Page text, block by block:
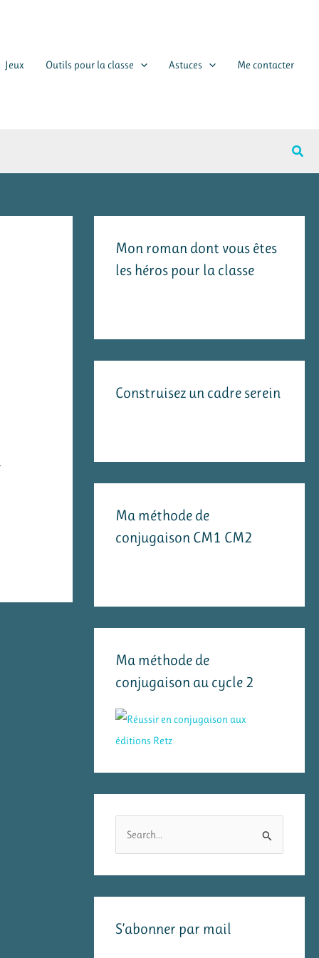
Jeux Outils pour la classe Astuces Me contacter
Mon roman dont vous êtes
les héros pour la classe
Construisez un cadre serein
Ma méthode de
conjugaison CM1 CM2
Ma méthode de
conjugaison au cycle 2
rS’abonner par mail